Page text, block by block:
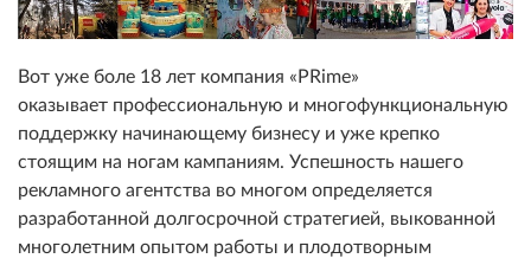
Вот уже боле 18 лет компания «PRime»
оказывает профессиональную и многофункциональную
поддержку начинающему бизнесу и уже крепко
стоящим на ногам кампаниям. Успешность нашего
рекламного агентства во многом определяется
разработанной долгосрочной стратегией, выкованной
многолетним опытом работы и плодотворным